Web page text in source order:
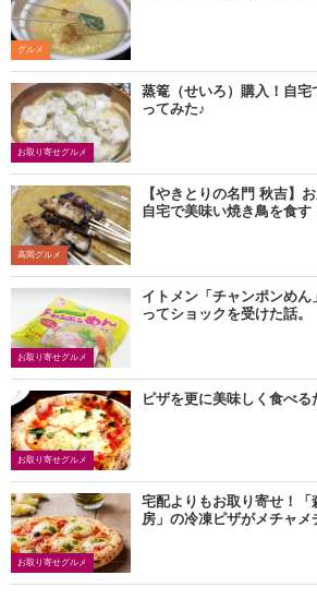
グルメ
お取り寄せグルメ
蒸篭（せいろ）購入！自
ってみた♪
高岡グルメ
【やきとりの名門 秋吉】
自宅で美味い焼き鳥を食す
お取り寄せグルメ
イトメン「チャンポンめ
ってショックを受けた話。
お取り寄せグルメ
ピザを更に美味しく食べる
お取り寄せグルメ
宅配よりもお取り寄せ！
房」の冷凍ピザがメチャメ